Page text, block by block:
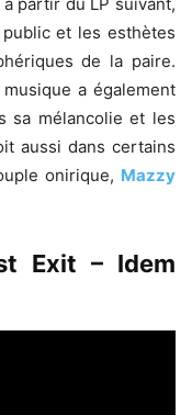
et les esthètes
de la paire.
a également
sa mélancolie et les
aussi dans certains
onirique, Mazzy
Exit – Idem